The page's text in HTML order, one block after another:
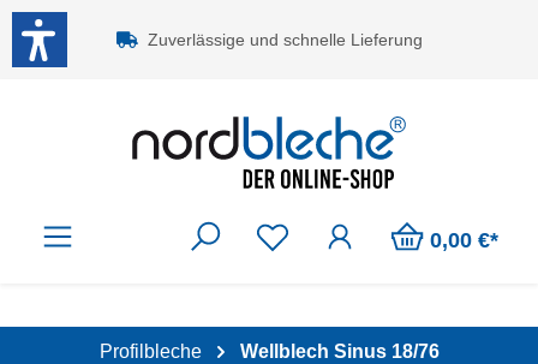
Zum Hauptinhalt springen
Zuverlässige und schnelle Lieferung
0,00 €*
Profilbleche Wellblech Sinus 18/76